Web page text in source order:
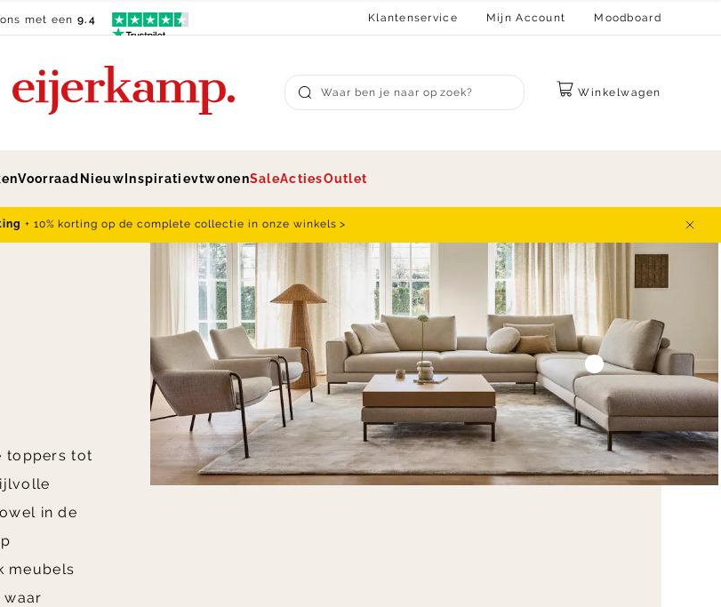
met een9.4 Klantenservice Mijn Account Moodboard
Submit search
Winkelwagen
Voorraad Nieuw InspiratievtwonenSaleActiesOutlet
+ 10% korting op de complete collectie in onze winkels >
toppers tot
in de
meubels
waar